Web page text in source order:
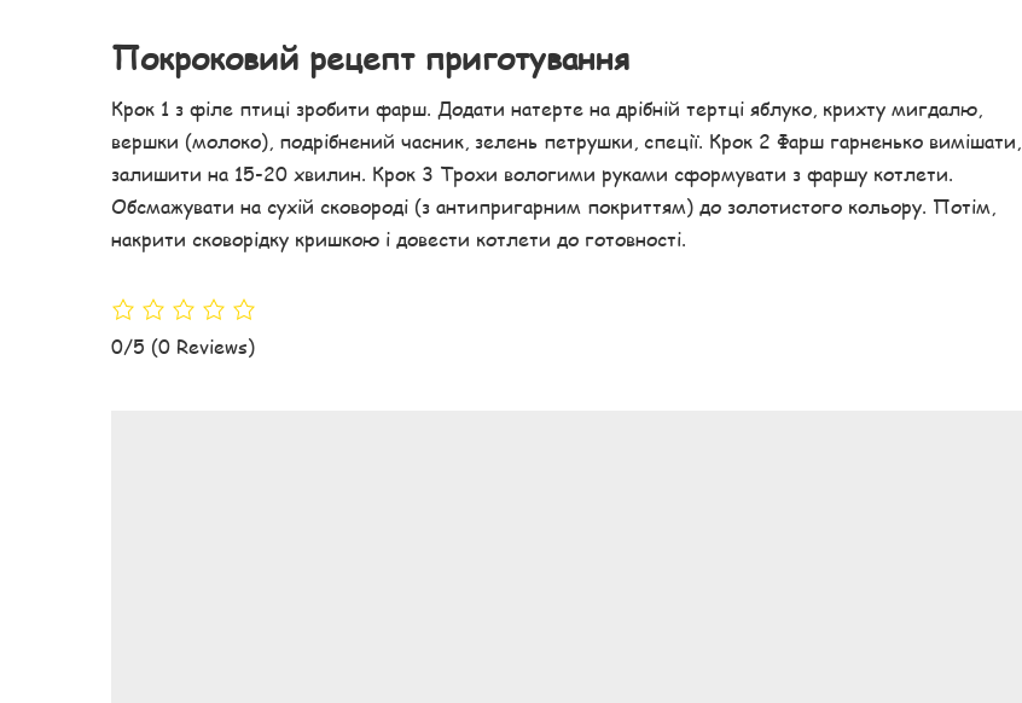
Покроковий рецепт приготування
Крок 1 з філе птиці зробити фарш. Додати натерте на дрібній тертці яблуко, крихту мигдалю,
вершки (молоко), подрібнений часник, зелень петрушки, спеції. Крок 2 Фарш гарненько вимішати,
залишити на 15-20 хвилин. Крок 3 Трохи вологими руками сформувати з фаршу котлети.
Обсмажувати на сухій сковороді (з антипригарним покриттям) до золотистого кольору. Потім,
накрити сковорідку кришкою і довести котлети до готовності.
0/5 (0 Reviews)